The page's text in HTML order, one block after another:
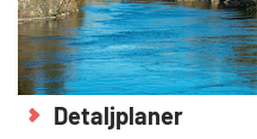
Detaljplaner